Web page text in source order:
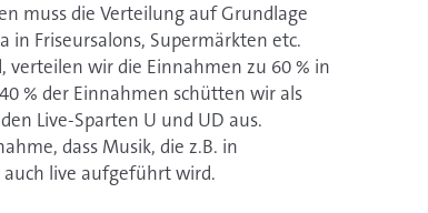
muss die Verteilung auf Grundlage
in Friseursalons, Supermärkten etc.
verteilen wir die Einnahmen zu 60 % in
% der Einnahmen schütten wir als
Live-Sparten U und UD aus.
dass Musik, die z.B. in
live aufgeführt wird.